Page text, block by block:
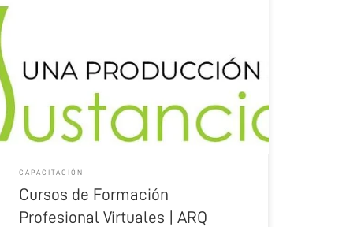
1) Presupuestos que cierran Ventas; Brindar
Comitente) para facilitar la comprensión y
participación del mismo en la etapa de proyecto y así
acelerar la contratación de servicios profesionales.
http://delosarquitectos.com.ar/wp-
content/uploads/2024/02/CapacitacionCursoVentasPD
CAPACITACIÓN
Cursos de Formación
Profesional Virtuales | ARQ